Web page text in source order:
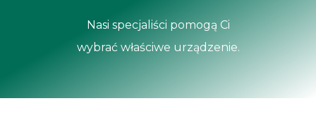
Nasi specjaliści pomogą Ci
wybrać właściwe urządzenie.